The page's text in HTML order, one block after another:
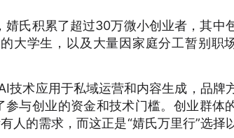
氏积累了超过30万微小创业者，其中
大学生，以及大量因家庭分工暂别职
技术应用于私域运营和内容生成，品牌
与创业的资金和技术门槛。创业群体
人的需求，而这正是“婧氏万里行”选择